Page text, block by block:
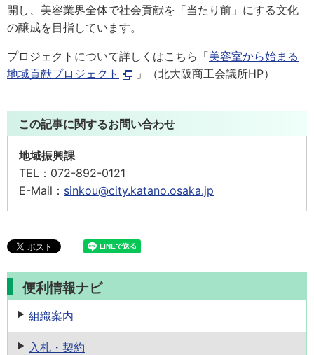
開し、美容業界全体で社会貢献を「当たり前」にする文化
の醸成を目指しています。
プロジェクトについて詳しくはこちら「美容室から始まる
地域貢献プロジェクト
」（北大阪商工会議所HP）
この記事に関するお問い合わせ
地域振興課
TEL： 072-892-0121
E-Mail： sinkou@city.katano.osaka.jp
便利情報ナビ
組織案内
入札・契約